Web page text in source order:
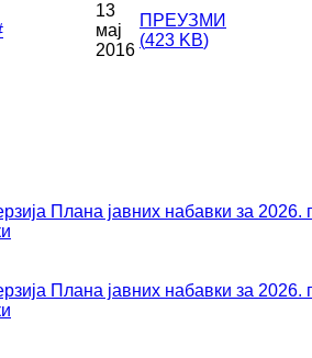
13
мај
2016
ПРЕУЗМИ
(423 KB)
Плана јавних набавки за 2026.
Плана јавних набавки за 2026.